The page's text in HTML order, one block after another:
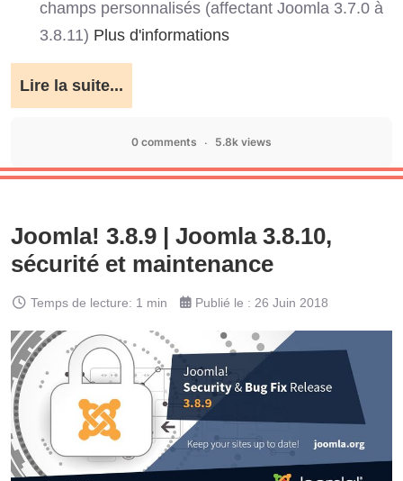
champs personnalisés (affectant Joomla 3.7.0 à
3.8.11) Plus d'informations
Lire la suite...
0 comments 5.8k views
Joomla! 3.8.9 | Joomla 3.8.10,
sécurité et maintenance
Temps de lecture: 1 min Publié le : 26 Juin 2018